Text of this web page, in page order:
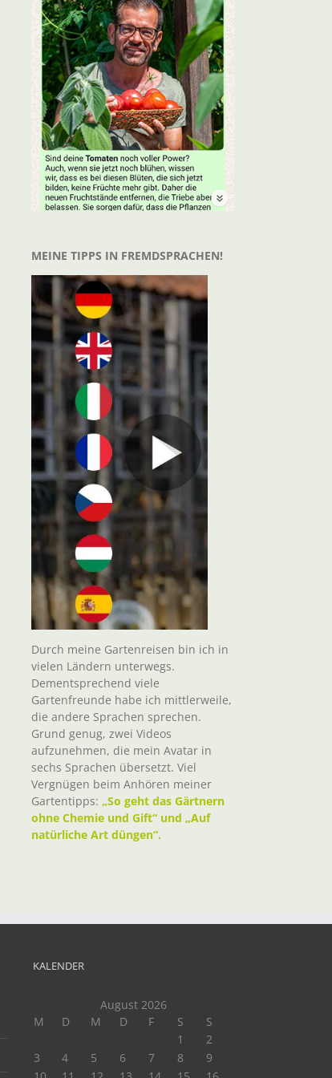
MEINE TIPPS IN FREMDSPRACHEN!
Durch meine Gartenreisen bin ich in
vielen Ländern unterwegs.
Dementsprechend viele
Gartenfreunde habe ich mittlerweile,
die andere Sprachen sprechen.
Grund genug, zwei Videos
aufzunehmen, die mein Avatar in
sechs Sprachen übersetzt. Viel
Vergnügen beim Anhören meiner
Gartentipps: „So geht das Gärtnern
ohne Chemie und Gift“ und „Auf
natürliche Art düngen“.
KALENDER
August 2026
M
D M D F S
S
1
2
3
4 5 6 7 8
9